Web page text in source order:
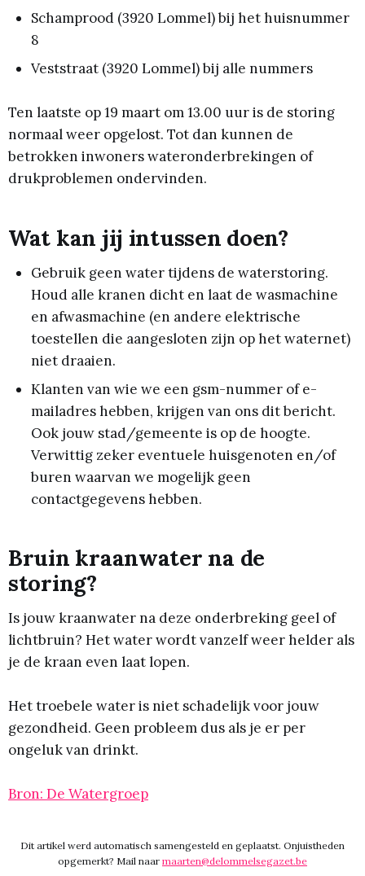
Schamprood (3920 Lommel) bij het huisnummer
8
Veststraat (3920 Lommel) bij alle nummers
Ten laatste op 19 maart om 13.00 uur is de storing
normaal weer opgelost. Tot dan kunnen de
betrokken inwoners wateronderbrekingen of
drukproblemen ondervinden.
Wat kan jij intussen doen?
Gebruik geen water tijdens de waterstoring.
Houd alle kranen dicht en laat de wasmachine
en afwasmachine (en andere elektrische
toestellen die aangesloten zijn op het waternet)
niet draaien.
Klanten van wie we een gsm-nummer of e-
mailadres hebben, krijgen van ons dit bericht.
Ook jouw stad/gemeente is op de hoogte.
Verwittig zeker eventuele huisgenoten en/of
buren waarvan we mogelijk geen
contactgegevens hebben.
Bruin kraanwater na de
storing?
Is jouw kraanwater na deze onderbreking geel of
lichtbruin? Het water wordt vanzelf weer helder als
je de kraan even laat lopen.
Het troebele water is niet schadelijk voor jouw
gezondheid. Geen probleem dus als je er per
ongeluk van drinkt.
Bron: De Watergroep
Dit artikel werd automatisch samengesteld en geplaatst. Onjuistheden
opgemerkt? Mail naar maarten@delommelsegazet.be